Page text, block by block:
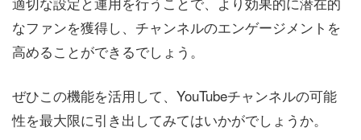
なファンを獲得し、チャンネルのエンゲージメントを
高めることができるでしょう。
ぜひこの機能を活用して、YouTubeチャンネルの可能
性を最大限に引き出してみてはいかがでしょうか。